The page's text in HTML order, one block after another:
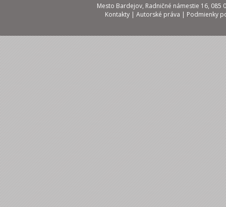
Mesto Bardejov, Radničné námestie 16, 085
Kontakty | Autorské práva | Podmienky